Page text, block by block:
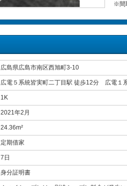
※間
広島県広島市南区西旭町3-10
広電５系統皆実町二丁目駅 徒歩12分 広電１
1K
2021年2月
24.36m²
定期借家
7日
身分証明書